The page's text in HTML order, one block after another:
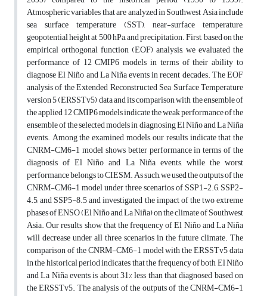
Atmospheric variables that are analyzed in Southwest Asia include
sea surface temperature (SST), near-surface temperature,
geopotential height at 500 hPa, and precipitation. First, based on the
empirical orthogonal function (EOF) analysis, we evaluated the
performance of 12 CMIP6 models in terms of their ability to
diagnose El Niño and La Niña events in recent decades. The EOF
analysis of the Extended Reconstructed Sea Surface Temperature
version 5 (ERSSTv5) data and its comparison with the ensemble of
the applied 12 CMIP6 models indicate the weak performance of the
ensemble of the selected models in diagnosing El Niño and La Niña
events. Among the examined models, our results indicate that the
CNRM-CM6-1 model shows better performance in terms of the
diagnosis of El Niño and La Niña events, while the worst
performance belongs to CIESM. As such, we used the outputs of the
CNRM-CM6-1 model under three scenarios of SSP1-2.6, SSP2-
4.5, and SSP5-8.5 and investigated the impact of the two extreme
phases of ENSO (El Niño and La Niña) on the climate of Southwest
Asia. Our results show that the frequency of El Niño and La Niña
will decrease under all three scenarios in the future climate. The
comparison of the CNRM-CM6-1 model with the ERSSTv5 data
in the historical period indicates that the frequency of both El Niño
and La Niña events is about 31% less than that diagnosed based on
the ERSSTv5. The analysis of the outputs of the CNRM-CM6-1